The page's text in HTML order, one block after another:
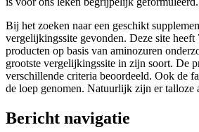
Bij het zoeken naar een geschikt
vergelijkingssite gevonden. Deze site heeft
producten op basis van aminozuren
grootste vergelijkingssite in zijn soort. De
verschillende criteria beoordeeld. Ook de
de loep genomen. Natuurlijk zijn er talloze
Bericht navigatie